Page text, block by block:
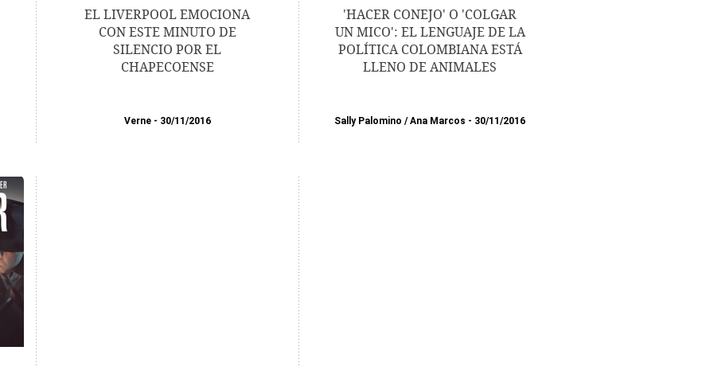
EL LIVERPOOL EMOCIONA
CON ESTE MINUTO DE
SILENCIO POR EL
CHAPECOENSE
Verne 30/11/2016
'HACER CONEJO' O 'COLGAR
UN MICO': EL LENGUAJE DE LA
POLÍTICA COLOMBIANA ESTÁ
LLENO DE ANIMALES
Sally Palomino /Ana Marcos 30/11/2016